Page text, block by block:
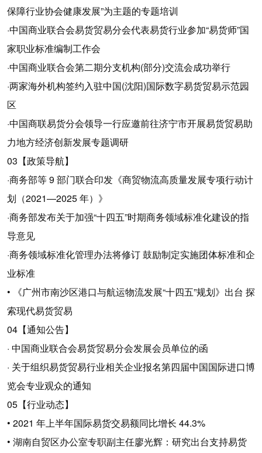
保障行业协会健康发展”为主题的专题培训
·中国商业联合会易货贸易分会代表易货行业参加“易货师”国
家职业标准编制工作会
·中国商业联合会第二期分支机构(部分)交流会成功举行
·两家海外机构签约入驻中国(沈阳)国际数字易货贸易示范园
区
·中国商联易货分会领导一行应邀前往济宁市开展易货贸易助
力地方经济创新发展专题调研
03【政策导航】
·商务部等 9 部门联合印发《商贸物流高质量发展专项行动计
划（2021—2025 年）》
·商务部发布关于加强“十四五”时期商务领域标准化建设的指
导意见
·商务领域标准化管理办法将修订 鼓励制定实施团体标准和企
业标准
• 《广州市南沙区港口与航运物流发展“十四五”规划》出台 探
索现代易货贸易
04【通知公告】
· 中国商业联合会易货贸易分会发展会员单位的函
· 关于组织易货贸易行业相关企业报名第四届中国国际进口博
览会专业观众的通知
05【行业动态】
• 2021 年上半年国际易货交易额同比增长 44.3%
• 湖南自贸区办公室专职副主任廖光辉：研究出台支持易货